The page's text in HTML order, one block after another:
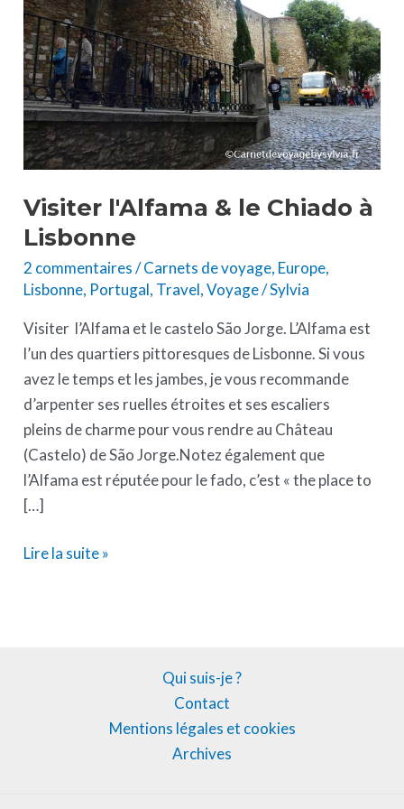
Visiter l'Alfama & le Chiado à
Lisbonne
2 commentaires/Carnets de voyage, Europe,
Lisbonne, Portugal, Travel,Voyage/Sylvia
Visiter l’Alfama et le castelo São Jorge. L’Alfama est
l’un des quartiers pittoresques de Lisbonne. Si vous
avez le temps et les jambes, je vous recommande
d’arpenter ses ruelles étroites et ses escaliers
pleins de charme pour vous rendre au Château
(Castelo) de São Jorge.Notez également que
l’Alfama est réputée pour le fado, c’est « the place to
[…]
Chiado
à
Lisbonne
Lire la suite »
Qui suis-je ?
Contact
Mentions légales et cookies
Archives